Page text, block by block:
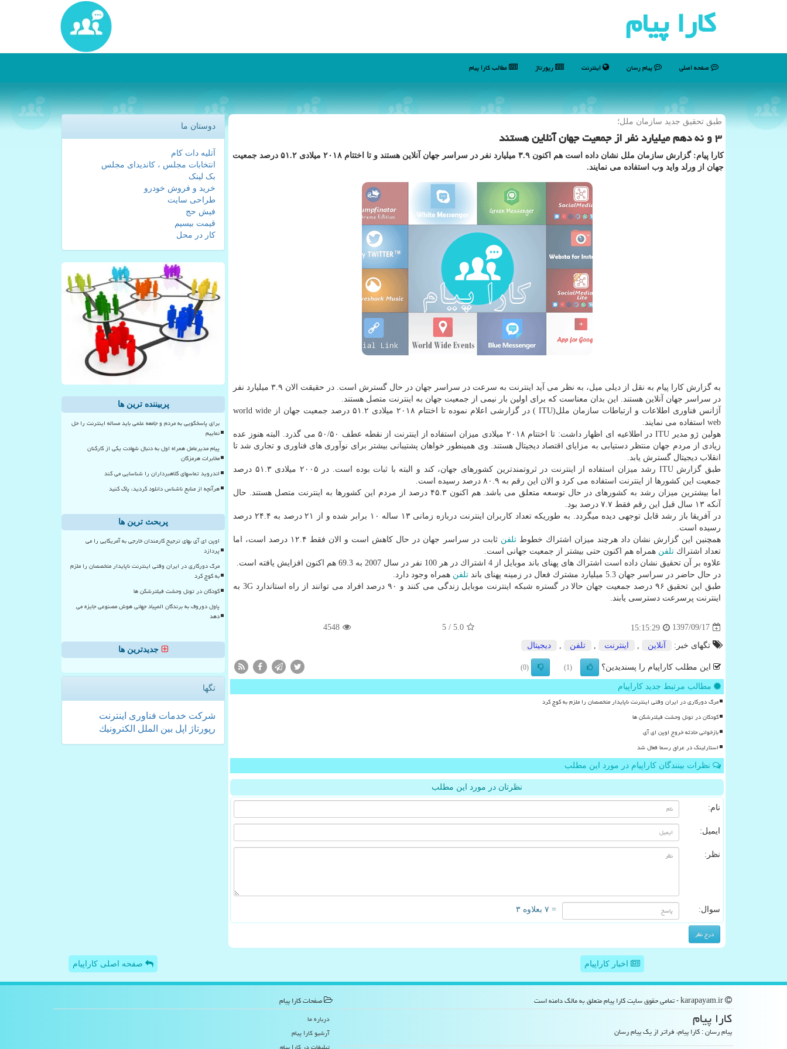
كارا پیام
صفحه اصلی پیام رسان اینترنت رپورتاژ مطالب كارا پیام
طبق تحقیق جدید سازمان ملل؛
۳ و نه دهم میلیارد نفر از جمعیت جهان آنلاین هستند
كارا پیام: گزارش سازمان ملل نشان داده است هم اكنون ۳.۹ میلیارد نفر در سراسر جهان آنلاین هستند و تا اختتام ۲۰۱۸ میلادی ۵۱.۲ درصد جمعیت
جهان از ورلد واید وب استفاده می نمایند.
به گزارش كارا پیام به نقل از دیلی میل، به نظر می آید اینترنت به سرعت در سراسر جهان در حال گسترش است. در حقیقت الان ۳.۹ میلیارد نفر
در سراسر جهان آنلاین هستند. این بدان معناست كه برای اولین بار نیمی از جمعیت جهان به اینترنت متصل هستند.
آژانس فناوری اطلاعات و ارتباطات سازمان ملل(ITU ) در گزارشی اعلام نموده تا اختتام ۲۰۱۸ میلادی ۵۱.۲ درصد جمعیت جهان از world wide
web استفاده می نمایند.
هولین ژو مدیر ITU در اطلاعیه ای اظهار داشت: تا اختتام ۲۰۱۸ میلادی میزان استفاده از اینترنت از نقطه عطف ۵۰/۵۰ می گذرد. البته هنوز عده
زیادی از مردم جهان منتظر دستیابی به مزایای اقتصاد دیجیتال هستند. وی همینطور خواهان پشتیبانی بیشتر برای نوآوری های فناوری و تجاری شد تا
انقلاب دیجیتال گسترش یابد.
طبق گزارش ITU رشد میزان استفاده از اینترنت در ثروتمندترین كشورهای جهان، كند و البته با ثبات بوده است. در ۲۰۰۵ میلادی ۵۱.۳ درصد
جمعیت این كشورها از اینترنت استفاده می كرد و الان این رقم به ۸۰.۹ درصد رسیده است.
اما بیشترین میزان رشد به كشورهای در حال توسعه متعلق می باشد. هم اكنون ۴۵.۳ درصد از مردم این كشورها به اینترنت متصل هستند. حال
آنكه ۱۳ سال قبل این رقم فقط ۷.۷ درصد بود.
در آفریقا باز رشد قابل توجهی دیده میگردد. به طوریكه تعداد كاربران اینترنت دربازه زمانی ۱۳ ساله ۱۰ برابر شده و از ۲۱ درصد به ۲۴.۴ درصد
رسیده است.
همچنین این گزارش نشان داد هرچند میزان اشتراك خطوطتلفن
ثابت در سراسر جهان در حال كاهش است و الان فقط ۱۲.۴ درصد است، اما
تعداد اشتراك تلفن همراه هم اكنون حتی بیشتر از جمعیت جهانی است.
علاوه بر آن تحقیق نشان داده است اشتراك های پهنای باند موبایل از 4 اشتراك در هر 100 نفر در سال 2007 به 69.3 هم اكنون افزایش یافته است.
در حال حاضر در سراسر جهان 5.3 میلیارد مشترك فعال در زمینه پهنای باند
تلفن همراه وجود دارد.
طبق این تحقیق ۹۶ درصد جمعیت جهان حالا در گستره شبكه اینترنت موبایل زندگی می كنند و ۹۰ درصد افراد می توانند از راه استاندارد 3G به
اینترنت پرسرعت دسترسی یابند.
1397/09/17
15:15:29
5.0
/ 5
4548
تگهای خبر: آنلاین اینترنت تلفن دیجیتال
این مطلب کاراپیام را پسندیدین؟ (1)
(0)
مطالب مرتبط جدید کاراپیام
مرگ دورکاری در ایران وقتی اینترنت ناپایدار متخصصان را ملزم به کوچ کرد
کودکان در تونل وحشت فیلترشکن ها
بازخوانی حادثه خروج اوپن ای آی
استارلینک در عراق رسما فعال شد
نظرات بینندگان کاراپیام در مورد این مطلب
نظرتان در مورد این مطلب
نام:
ایمیل:
نظر:
سوال: = ۷ بعلاوه ۳
دوستان ما
آتلیه دات کام
انتخابات مجلس ، کاندیدای مجلس
بک لینک
خرید و فروش خودرو
طراحی سایت
فیش حج
قیمت بیسیم
کار در محل
پربیننده ترین ها
برای پاسخگویی به مردم و جامعه علمی باید مساله اینترنت را حل
نماییم
پیام مدیرعامل همراه اول به دنبال شهادت یکی از کارکنان
مخابرات هرمزگان
اندروید تماسهای کلاهبرداران را شناسایی می کند
هرآنچه از منابع ناشناس دانلود کردید، پاک کنید
پربحث ترین ها
اوپن ای آی بهای ترجیح کارمندان خارجی به آمریکایی را می
پردازد
مرگ دورکاری در ایران وقتی اینترنت ناپایدار متخصصان را ملزم
به کوچ کرد
کودکان در تونل وحشت فیلترشکن ها
پاول دوروف به برندگان المپیاد جهانی هوش مصنوعی جایزه می
دهد
جدیدترین ها
تگها
شركت خدمات فناوری اینترنت
رپورتاژ
اپل بین الملل الكترونیك
اخبار کاراپیام صفحه اصلی کاراپیام
كارا پیام
پیام رسان : کارا پیام، فراتر از یک پیام رسان
صفحات كارا پیام
درباره ما
آرشیو كارا پیام